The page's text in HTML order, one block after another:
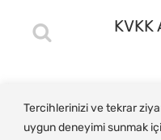
Tercihlerinizi ve tekrar
uygun deneyimi sunmak